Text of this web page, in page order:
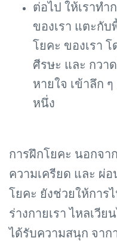
ต่อไป ให้เราทำ
ของเรา แตะกับ
โยคะ ของเรา
ศีรษะ และ กวา
หายใจ เข้าลึก
หนึ่ง
การฝึกโยคะ นอกจา
ความเครียด และ ผ่
โยคะ ยังช่วยให้การ
ร่างกายเรา ไหลเวี
ได้รับความสนุก จาก